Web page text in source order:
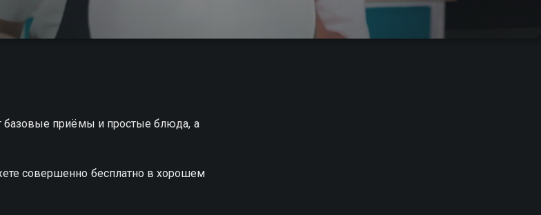
базовые приёмы и простые блюда, а
совершенно бесплатно в хорошем